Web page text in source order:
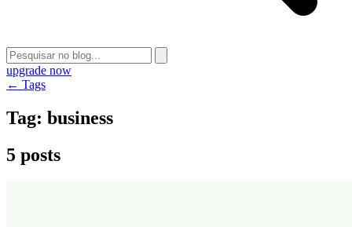
upgrade now
← Tags
Tag: business
5 posts